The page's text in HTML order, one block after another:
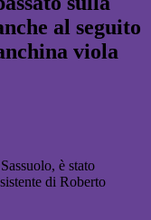
al seguito
viola
è stato
di Roberto